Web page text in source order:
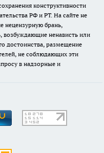
конструктивности
РФ и РТ. На сайте не
нецензурную брань,
ненависть или
достоинства, размещение
не соблюдающих эти
в надзорные и